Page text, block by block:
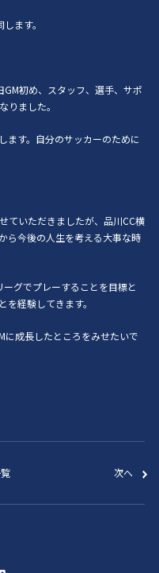
ます。
初め、スタッフ、選手、サポ
りました。
ます。自分のサッカーのために
ていただきましたが、品川CC横
ら今後の人生を考える大事な時
グでプレーすることを目標と
を経験してきます。
に成長したところをみせたいで
次へ